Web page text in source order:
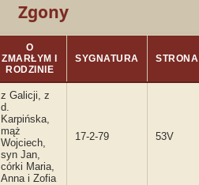
Zgony
O
ZMARŁYM I
RODZINIE
SYGNATURA STRONA
z Galicji, z
d.
Karpińska,
mąż
Wojciech,
syn Jan,
córki Maria,
Anna i Zofia
17-2-79 53V